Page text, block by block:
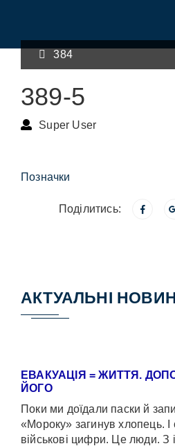
384
389-5
Super User
Позначки
Поділитись:
АКТУАЛЬНІ
ЕВАКУАЦІЯ = ЖИТТЯ.
ЙОГО
Поки ми доїдали паски й
«Мороку» загинув хлопець.
військові цифри. Це люди.